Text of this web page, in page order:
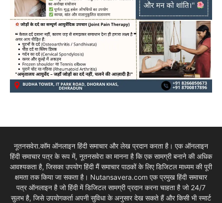
नूतनसवेरा.कॉम ऑनलाइन हिंदी समाचार और लेख प्रदान करता है। एक ऑनलाइन
हिंदी समाचार पत्र के रूप में, नूतनसवेरा का मानना है कि एक सामग्री बनाने की अधिक
आवश्यकता है, जिसका उपयोग हिंदी मैं समाचार पाठकों के लिए डिजिटल माध्यम की पूरी
क्षमता तक किया जा सकता है। Nutansavera.com एक प्रमुख हिंदी समाचार
पत्र ऑनलाइन है जो हिंदी में डिजिटल सामग्री प्रदान करना चाहता है जो 24/7
सुलभ है, जिसे उपयोगकर्ता अपनी सुविधा के अनुसार देख सकते हैं और किसी भी स्मार्ट